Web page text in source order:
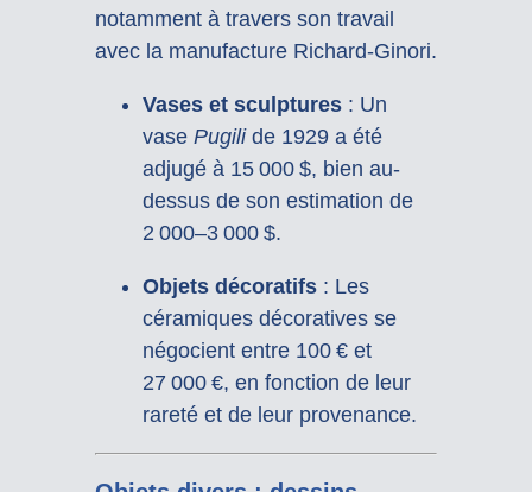
notamment à travers son travail
avec la manufacture Richard-Ginori.
Vases et sculptures: Un
vase Pugilide 1929 a été
adjugé à 15 000 $, bien au-
dessus de son estimation de
2 000–3 000 $.
Objets décoratifs: Les
céramiques décoratives se
négocient entre 100 € et
27 000 €, en fonction de leur
rareté et de leur provenance.